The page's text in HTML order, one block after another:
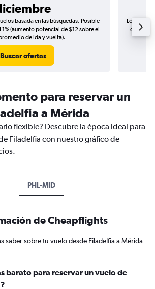
basada en las búsquedas. Posible
(aumento potencial de $12 sobre el
de ida y vuelta).
Buscar ofertas
Los
de
para reservar un
a Mérida
flexible? Descubre la época ideal para
Filadelfia con nuestro gráfico de
PHL-MID
de Cheapflights
saber sobre tu vuelo desde Filadelfia a Mérida
barato para reservar un vuelo de